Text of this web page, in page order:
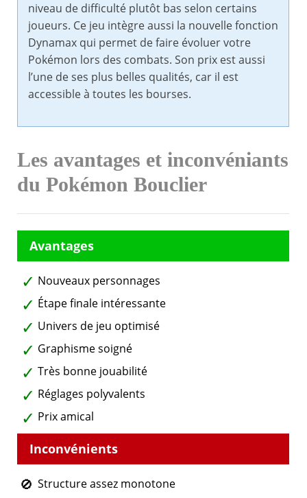
niveau de difficulté plutôt bas selon certains
joueurs. Ce jeu intègre aussi la nouvelle fonction
Dynamax qui permet de faire évoluer votre
Pokémon lors des combats. Son prix est aussi
l’une de ses plus belles qualités, car il est
accessible à toutes les bourses.
Les avantages et inconvéniants
du Pokémon Bouclier
Nouveaux personnages
Étape finale intéressante
Univers de jeu optimisé
Graphisme soigné
Très bonne jouabilité
Réglages polyvalents
Prix amical
Structure assez monotone